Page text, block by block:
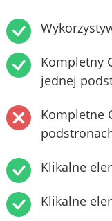
Kompletny
jednej
Kompletne
Klikalne
Klikalne